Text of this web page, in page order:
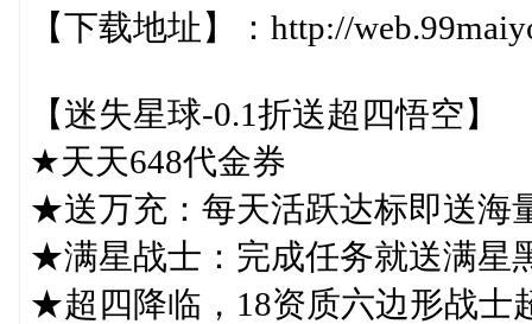
【下载地址】：http://
【迷失星球-0.1折送超四悟空】
★天天648代金券
★送万充：每天活跃达标即送海
★满星战士：完成任务就送满星
★超四降临，18资质六边形战士